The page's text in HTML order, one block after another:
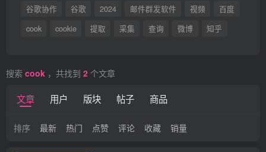
谷歌协作
谷歌 2024 邮件群发软件 视频
百度
cook
cookie 提取 采集 查询 微博 知乎
搜索 cook ，共找到 2 个文章
文章 用户 版块 帖子 商品
排序 最新 热门 点赞 评论 收藏 销量